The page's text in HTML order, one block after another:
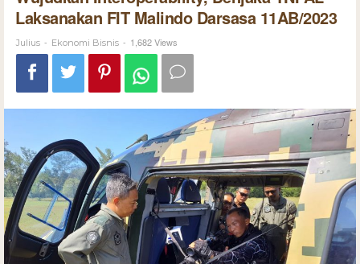
Laksanakan FIT Malindo Darsasa 11AB/2023
Julius - Ekonomi Bisnis - 1,682 Views